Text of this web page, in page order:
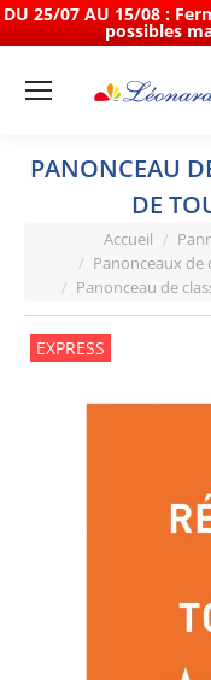
DU 25/07 AU 15/08 :
possibles
PANONCEAU
DE
Vous êtes ici :Accueil
Panonceaux de
Panonceau de
EXPRESS